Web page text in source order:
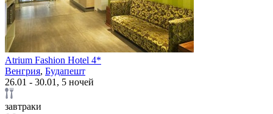
Atrium Fashion Hotel 4*
Венгрия, Будапешт
26.01 - 30.01, 5 ночей
завтраки